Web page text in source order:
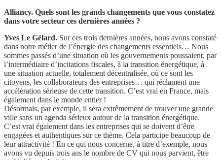
Alliancy. Quels sont les grands changements que vous constatez
dans votre secteur ces dernières années ?
Yves Le Gélard. Sur ces trois dernières années, nous avons constaté
dans notre métier de l’énergie des changements essentiels… Nous
sommes passés d’une situation où les gouvernements poussaient, par
l’intermédiaire d’incitations fiscales, à la transition énergétique, à
une situation actuelle, totalement décentralisée, où ce sont les
citoyens, les collaborateurs des entreprises… qui réclament une
accélération sérieuse de cette transition. C’est vrai en France, mais
également dans le monde entier !
Désormais, par exemple, il sera extrêmement de trouver une grande
ville sans un agenda sérieux autour de la transition énergétique.
C’est vrai également dans les entreprises qui se doivent d’être
engagées et authentiques sur ce thème. Cela participe beaucoup de
leur attractivité ! En ce qui nous concerne, à titre d’exemple, nous
avons vu depuis trois ans le nombre de CV qui nous parvient, être